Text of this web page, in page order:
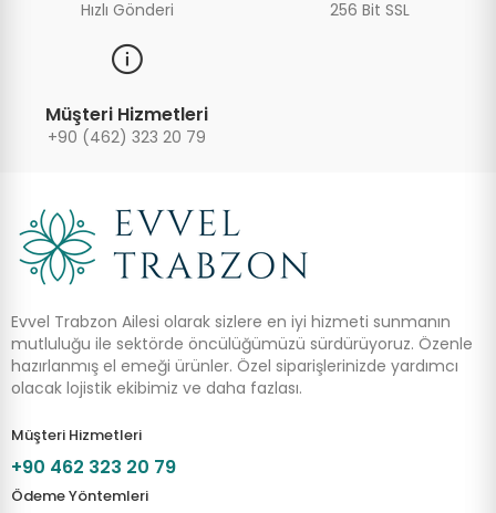
Hızlı Gönderi 256 Bit SSL
Müşteri Hizmetleri
+90 (462) 323 20 79
Evvel Trabzon Ailesi olarak sizlere en iyi hizmeti sunmanın
mutluluğu ile sektörde öncülüğümüzü sürdürüyoruz. Özenle
hazırlanmış el emeği ürünler. Özel siparişlerinizde yardımcı
olacak lojistik ekibimiz ve daha fazlası.
Müşteri Hizmetleri
+90 462 323 20 79
Ödeme Yöntemleri